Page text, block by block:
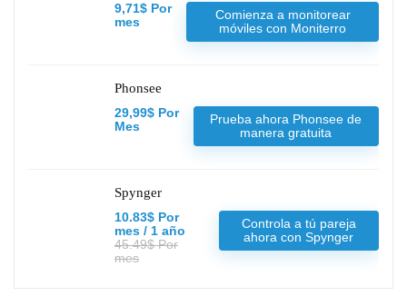
9,71$ Por
mes
Comienza a monitorear
móviles con Moniterro
Phonsee
29,99$ Por
Mes
Prueba ahora Phonsee de
manera gratuita
Spynger
10.83$ Por
mes / 1 año
45.49$ Por
mes
Controla a tú pareja
ahora con Spynger